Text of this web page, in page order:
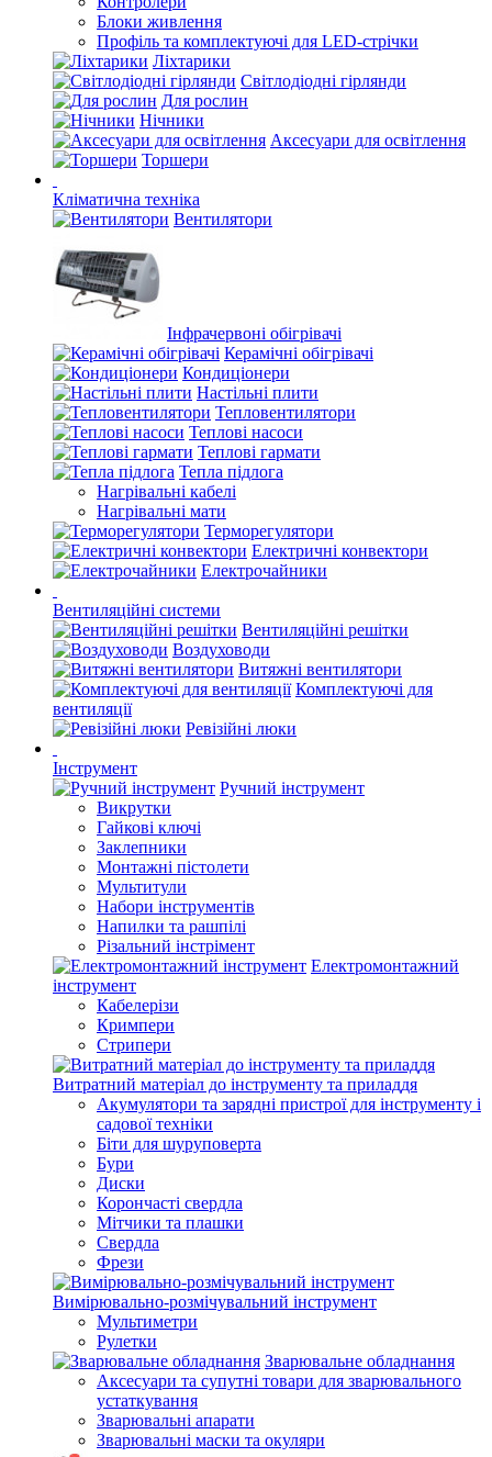
Блоки живлення
Профіль та комплектуючі для LED-стрічки
Ліхтарики
Світлодіодні гірлянди
Для рослин
Нічники
Аксесуари для освітлення
Торшери
Кліматична техніка
Вентилятори
Інфрачервоні обігрівачі
Керамічні обігрівачі
Кондиціонери
Настільні плити
Тепловентилятори
Теплові насоси
Теплові гармати
Тепла підлога
Нагрівальні кабелі
Нагрівальні мати
Терморегулятори
Електричні конвектори
Електрочайники
Вентиляційні системи
Вентиляційні решітки
Воздуховоди
Витяжні вентилятори
Комплектуючі для
вентиляції
Ревізійні люки
Інструмент
Ручний інструмент
Викрутки
Гайкові ключі
Заклепники
Монтажні пістолети
Мультитули
Набори інструментів
Напилки та рашпілі
Різальний інстрімент
Електромонтажний
інструмент
Кабелерізи
Кримпери
Стрипери
Витратний матеріал до інструменту та приладдя
Акумулятори та зарядні пристрої для інструменту і
садової техніки
Біти для шуруповерта
Бури
Диски
Корончасті свердла
Мітчики та плашки
Свердла
Фрези
Вимірювально-розмічувальний інструмент
Мультиметри
Рулетки
Зварювальне обладнання
Аксесуари та супутні товари для зварювального
устаткування
Зварювальні апарати
Зварювальні маски та окуляри